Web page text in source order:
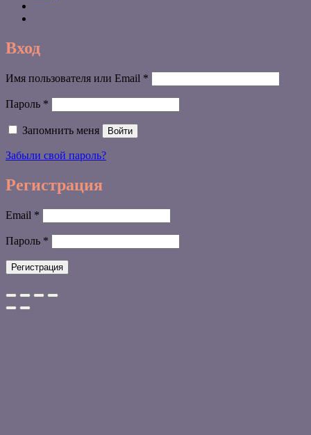
Вход
Имя пользователя или Email *
Пароль *
Запомнить меня Войти
Забыли свой пароль?
Регистрация
Email *
Пароль *
Регистрация